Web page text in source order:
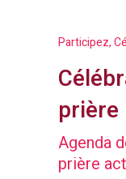
Participez,
prière
Agenda
prière